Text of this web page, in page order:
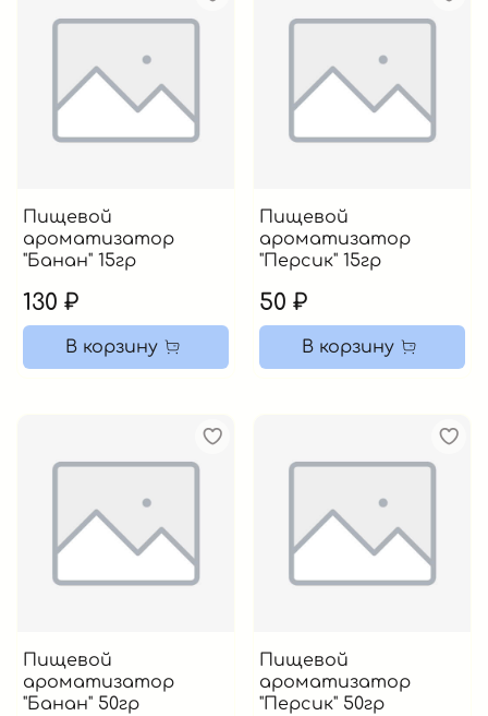
Пищевой
ароматизатор
"Банан" 15гр
130 ₽
В корзину
Пищевой
ароматизатор
"Персик" 15гр
50 ₽
В корзину
Пищевой
ароматизатор
"Банан" 50гр
Пищевой
ароматизатор
"Персик" 50гр